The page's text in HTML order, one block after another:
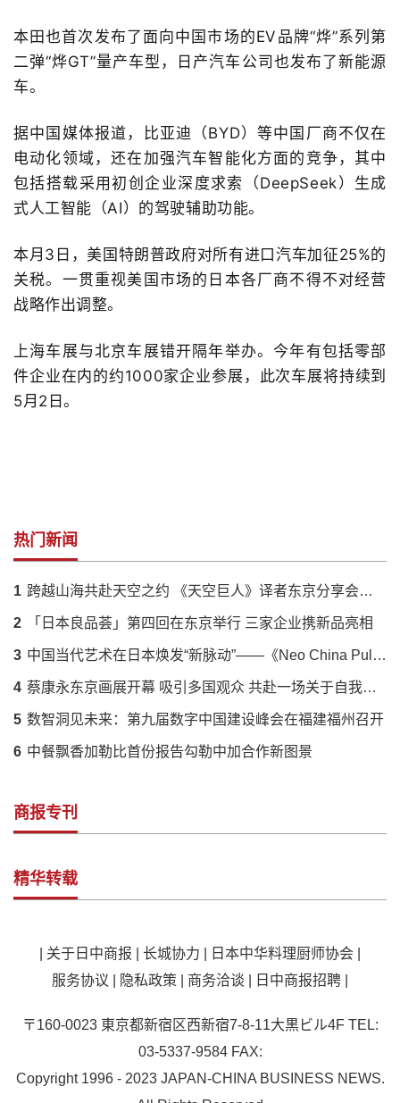
本田也首次发布了面向中国市场的EV品牌“烨”系列第
二弹“烨GT”量产车型，日产汽车公司也发布了新能源
车。
据中国媒体报道，比亚迪（BYD）等中国厂商不仅在
电动化领域，还在加强汽车智能化方面的竞争，其中
包括搭载采用初创企业深度求索（DeepSeek）生成
式人工智能（AI）的驾驶辅助功能。
本月3日，美国特朗普政府对所有进口汽车加征25%的
关税。一贯重视美国市场的日本各厂商不得不对经营
战略作出调整。
上海车展与北京车展错开隔年举办。今年有包括零部
件企业在内的约1000家企业参展，此次车展将持续到
5月2日。
热门新闻
1 跨越山海共赴天空之约 《天空巨人》译者东京分享会落幕 解码蔡国强火药艺术与中日文化羁绊
2 「日本良品荟」第四回在东京举行 三家企业携新品亮相
3 中国当代艺术在日本焕发“新脉动”——《Neo China Pulse》展呈现传统与创新的时代对话
4 蔡康永东京画展开幕 吸引多国观众 共赴一场关于自我的对话
5 数智洞见未来：第九届数字中国建设峰会在福建福州召开
6 中餐飘香加勒比首份报告勾勒中加合作新图景
商报专刊
精华转载
关于日中商报 长城协力 日本中华料理厨师协会
服务协议
隐私政策 商务洽谈 日中商报招聘
〒160-0023 東京都新宿区西新宿7-8-11大黒ビル4F TEL:
03-5337-9584 FAX:
Copyright 1996 - 2023 JAPAN-CHINA BUSINESS NEWS.